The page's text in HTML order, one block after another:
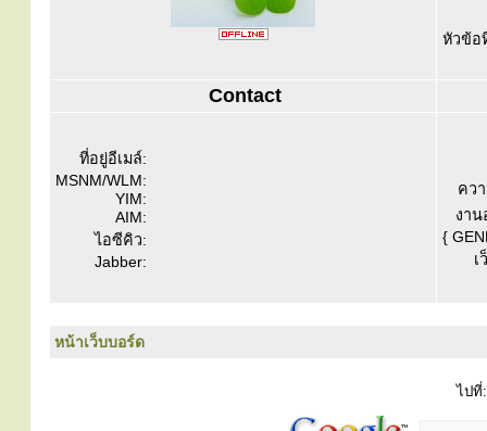
หัวข้อ
Contact
ที่อยู่อีเมล์:
MSNM/WLM:
YIM:
AIM:
ไอซีคิว:
Jabber:
คว
งาน
{
เ
หน้าเว็บบอร์ด
ไปที่: